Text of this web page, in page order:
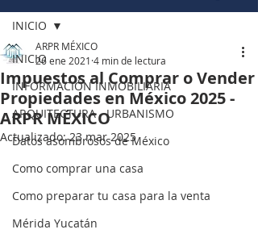
INICIO
INFORMACIÓN INMOBILIARIA
ARQUITECTURA - URBANISMO
Datos asombrosos de México
Como comprar una casa
Como preparar tu casa para la venta
Mérida Yucatán
INICIO
Impuestos al Comprar o Vender
Propiedades en México 2025 -
ARPR MÉXICO
ARPR MÉXICO
26 ene 2021 4 min de lectura
Actualizado:23 mar 2025